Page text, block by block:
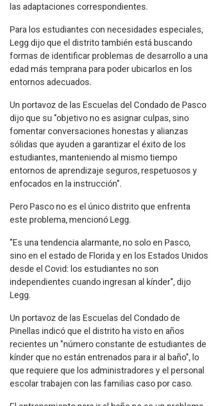
las adaptaciones correspondientes.
Para los estudiantes con necesidades especiales,
Legg dijo que el distrito también está buscando
formas de identificar problemas de desarrollo a una
edad más temprana para poder ubicarlos en los
entornos adecuados.
Un portavoz de las Escuelas del Condado de Pasco
dijo que su "objetivo no es asignar culpas, sino
fomentar conversaciones honestas y alianzas
sólidas que ayuden a garantizar el éxito de los
estudiantes, manteniendo al mismo tiempo
entornos de aprendizaje seguros, respetuosos y
enfocados en la instrucción".
Pero Pasco no es el único distrito que enfrenta
este problema, mencionó Legg.
"Es una tendencia alarmante, no solo en Pasco,
sino en el estado de Florida y en los Estados Unidos
desde el Covid: los estudiantes no son
independientes cuando ingresan al kínder", dijo
Legg.
Un portavoz de las Escuelas del Condado de
Pinellas indicó que el distrito ha visto en años
recientes un "número constante de estudiantes de
kínder que no están entrenados para ir al baño", lo
que requiere que los administradores y el personal
escolar trabajen con las familias caso por caso.